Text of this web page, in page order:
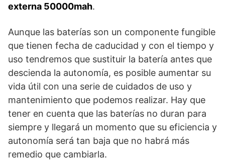
externa 50000mah.
Aunque las baterías son un componente fungible
que tienen fecha de caducidad y con el tiempo y
uso tendremos que sustituir la batería antes que
descienda la autonomía, es posible aumentar su
vida útil con una serie de cuidados de uso y
mantenimiento que podemos realizar. Hay que
tener en cuenta que las baterías no duran para
siempre y llegará un momento que su eficiencia y
autonomía será tan baja que no habrá más
remedio que cambiarla.